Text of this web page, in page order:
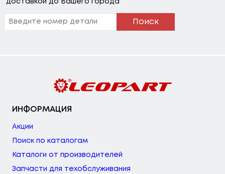
доставкой до Вашего города
Поиск
ИНФОРМАЦИЯ
Акции
Поиск по каталогам
Каталоги от производителей
Запчасти для техобслуживания